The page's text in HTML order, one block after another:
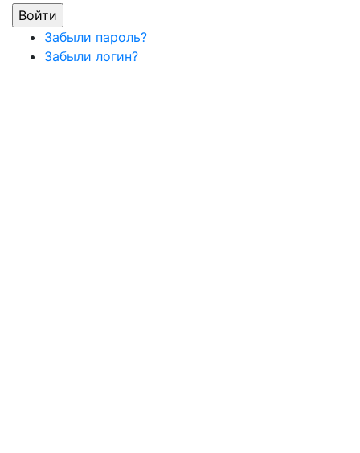
Забыли пароль?
Забыли логин?